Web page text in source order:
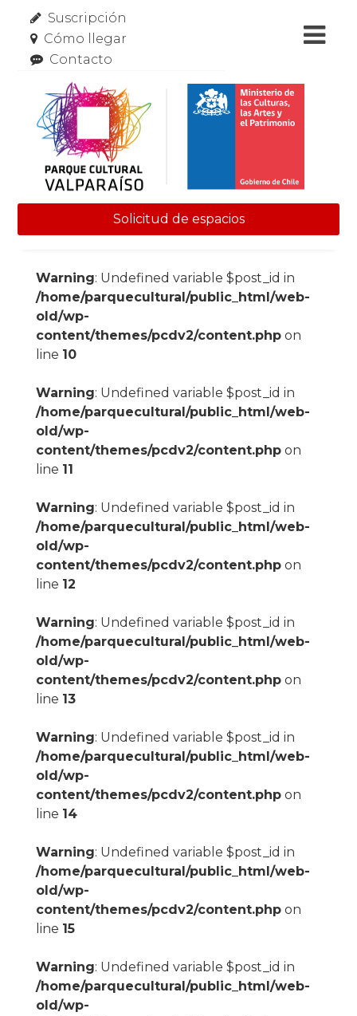
Suscripción
Cómo llegar
Contacto
Solicitud de espacios
Warning: Undefined variable $post_id in
/home/parquecultural/public_html/web-
old/wp-
content/themes/pcdv2/content.phpon
line 10
Warning: Undefined variable $post_id in
/home/parquecultural/public_html/web-
old/wp-
content/themes/pcdv2/content.phpon
line 11
Warning: Undefined variable $post_id in
/home/parquecultural/public_html/web-
old/wp-
content/themes/pcdv2/content.phpon
line 12
Warning: Undefined variable $post_id in
/home/parquecultural/public_html/web-
old/wp-
content/themes/pcdv2/content.phpon
line 13
Warning: Undefined variable $post_id in
/home/parquecultural/public_html/web-
old/wp-
content/themes/pcdv2/content.phpon
line 14
Warning: Undefined variable $post_id in
/home/parquecultural/public_html/web-
old/wp-
content/themes/pcdv2/content.phpon
line 15
Warning: Undefined variable $post_id in
/home/parquecultural/public_html/web-
old/wp-